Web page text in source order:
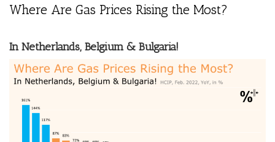
Where Are Gas Prices Rising the Most?
In Netherlands, Belgium & Bulgaria!